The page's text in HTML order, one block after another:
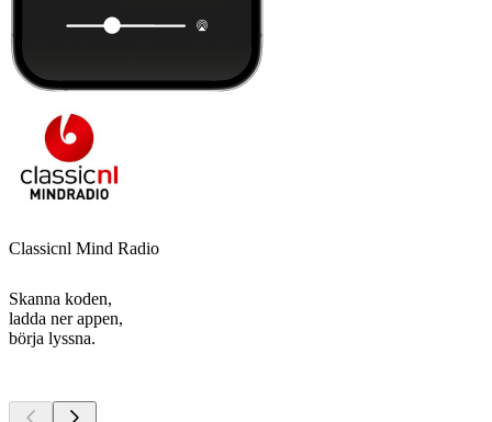
Classicnl Mind Radio
Skanna koden,
ladda ner appen,
börja lyssna.